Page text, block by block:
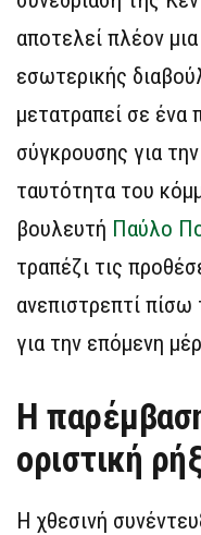
αποτελεί πλέον
εσωτερικής
μετατραπεί σε ένα
σύγκρουσης για την
ταυτότητα του
βουλευτή Παύλο
τραπέζι τις
ανεπιστρεπτί
για την επόμενη
Η
οριστική
Η χθεσινή